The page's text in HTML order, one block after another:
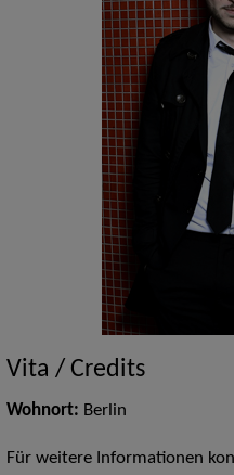
Vita / Credits
Wohnort: Berlin
Für weitere Informationen